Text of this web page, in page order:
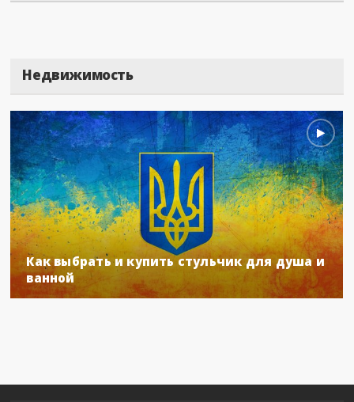
Недвижимость
Как выбрать и купить стульчик для душа и
ванной